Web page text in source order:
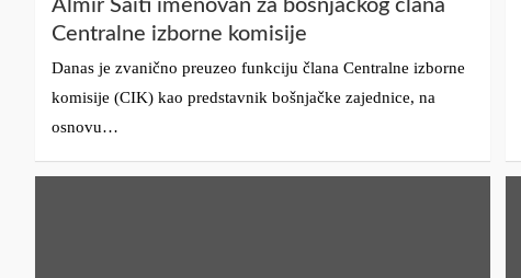
Almir Saiti imenovan za bošnjačkog člana
Centralne izborne komisije
Danas je zvanično preuzeo funkciju člana Centralne izborne
komisije (CIK) kao predstavnik bošnjačke zajednice, na
osnovu…